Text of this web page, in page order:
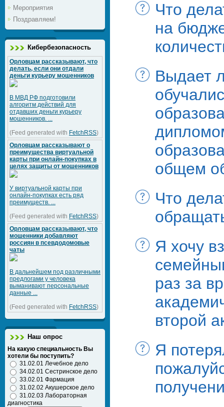
Мероприятия
Поздравляем!
Кибербезопасность
Орловцам рассказывают, что
делать, если они отдали
деньги курьеру мошенников
В МВД РФ подготовили
алгоритм действий для
отдавших деньги курьеру
мошенников. ...
(Feed generated with FetchRSS)
Орловцам рассказывают о
преимущества виртуальной
карты при онлайн-покупках в
целях защиты от мошенников
У виртуальной карты при
онлайн-покупках есть ряд
преимуществ. ...
(Feed generated with FetchRSS)
Орловцам рассказывают, что
мошенники добавляют
россиян в псевдодомовые
чаты
В дальнейшем под различными
предлогами у человека
выманивают персональные
данные ...
(Feed generated with FetchRSS)
Наш опрос
На какую специальность Вы
хотели бы поступить?
31.02.01 Лечебное дело
34.02.01 Сестринское дело
33.02.01 Фармация
31.02.02 Акушерское дело
31.02.03 Лабораторная
диагностика
Что
на
Выдает
общем
Что
Я хочу
раз за
второй
Я